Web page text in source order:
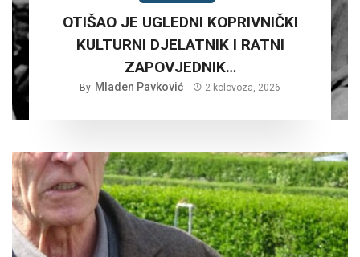
OTIŠAO JE UGLEDNI KOPRIVNIČKI
KULTURNI DJELATNIK I RATNI
ZAPOVJEDNIK…
By Mladen Pavković 2 kolovoza, 2026